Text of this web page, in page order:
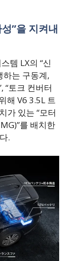
”을 지켜내
템 LX의 “신
하는 구동계,
“토크 컨버터
해 V6 3.5L 트
가 있는 “모터
를 배치한
.